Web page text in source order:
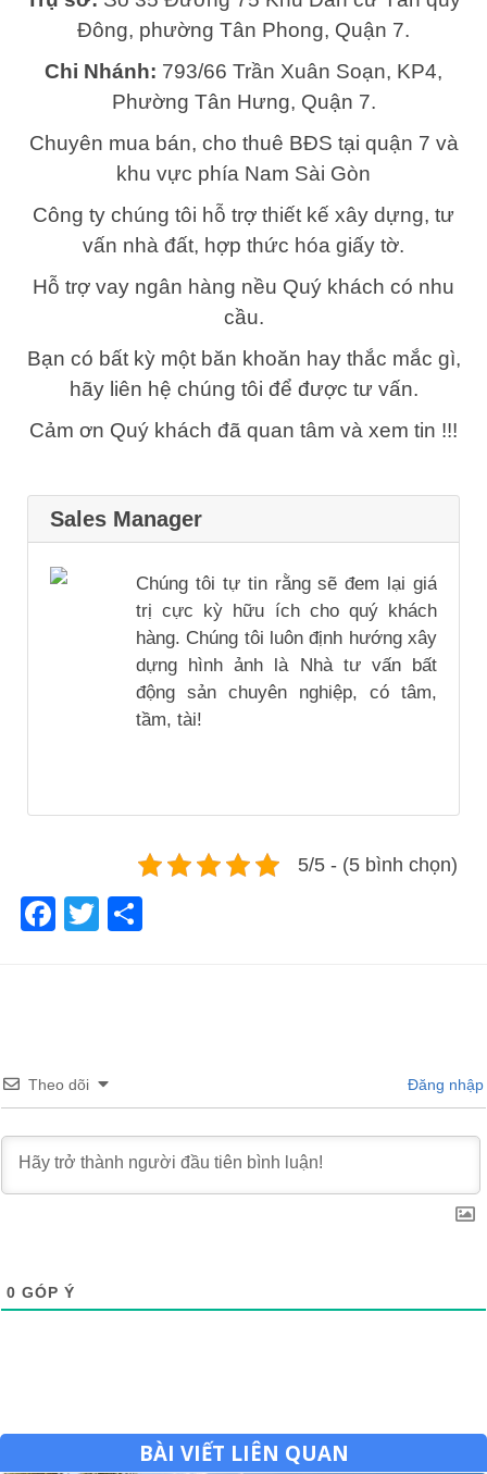
Đông, phường Tân Phong, Quận 7.
Chi Nhánh: 793/66 Trần Xuân Soạn, KP4,
Phường Tân Hưng, Quận 7.
Chuyên mua bán, cho thuê BĐS tại quận 7 và
khu vực phía Nam Sài Gòn
Công ty chúng tôi hỗ trợ thiết kế xây dựng, tư
vấn nhà đất, hợp thức hóa giấy tờ.
Hỗ trợ vay ngân hàng nều Quý khách có nhu
cầu.
Bạn có bất kỳ một băn khoăn hay thắc mắc gì,
hãy liên hệ chúng tôi để được tư vấn.
Cảm ơn Quý khách đã quan tâm và xem tin !!!
Sales Manager
Chúng tôi tự tin rằng sẽ đem lại giá
trị cực kỳ hữu ích cho quý khách
hàng. Chúng tôi luôn định hướng xây
dựng hình ảnh là Nhà tư vấn bất
động sản chuyên nghiệp, có tâm,
tầm, tài!
5/5 - (5 bình chọn)
Facebook
Twitter
Theo dõi Đăng nhập
0 GÓP Ý
BÀI VIẾT LIÊN QUAN